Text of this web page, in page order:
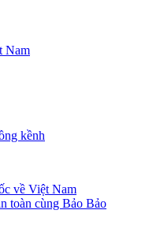
Nam
kềnh
về Việt Nam
toàn cùng Bảo Bảo